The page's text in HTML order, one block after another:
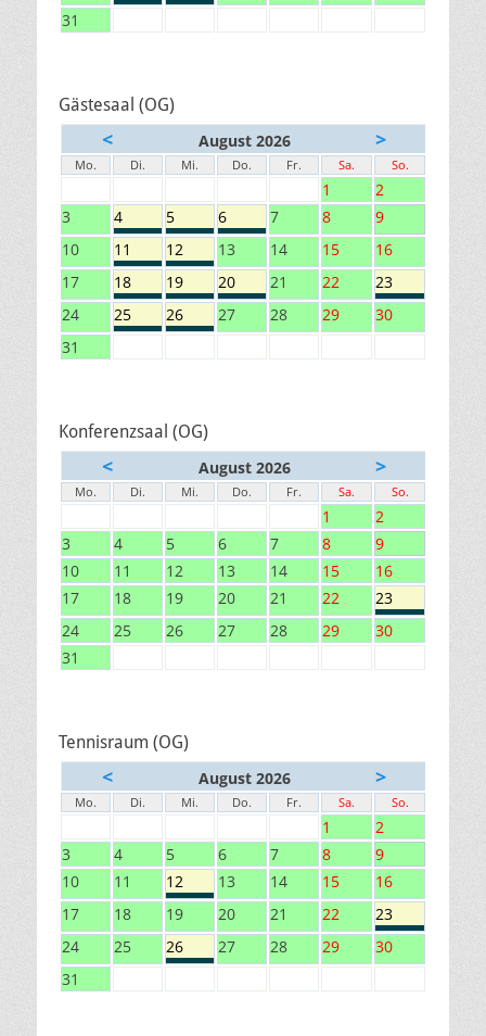
31
Gästesaal (OG)
< August 2026 >
Mo. Di. Mi. Do. Fr. Sa. So.
1
2
3
4 5 6 7 8
9
10
11 12 13 14 15
16
17
18 19 20 21 22
23
24
25 26 27 28 29
30
31
Konferenzsaal (OG)
< August 2026 >
Mo. Di. Mi. Do. Fr. Sa. So.
1
2
3
4 5 6 7 8
9
10
11 12 13 14 15
16
17
18 19 20 21 22
23
24
25 26 27 28 29
30
31
Tennisraum (OG)
< August 2026 >
Mo. Di. Mi. Do. Fr. Sa. So.
1
2
3
4 5 6 7 8
9
10
11 12 13 14 15
16
17
18 19 20 21 22
23
24
25 26 27 28 29
30
31